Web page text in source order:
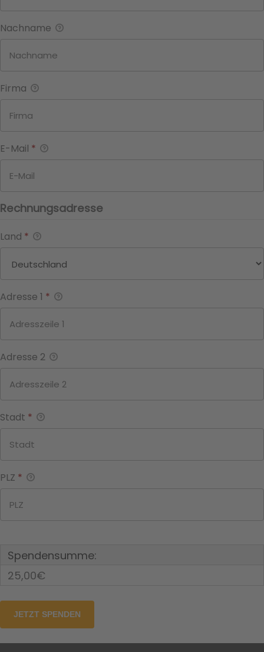
Nachname
Firma
E-Mail *
Rechnungsadresse
Land *
Adresse 1 *
Adresse 2
Stadt *
PLZ *
Spendensumme:
25,00€